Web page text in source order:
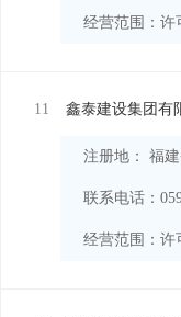
经营范围：
11 鑫泰建设集团有
注册地： 福
联系电话：
经营范围：